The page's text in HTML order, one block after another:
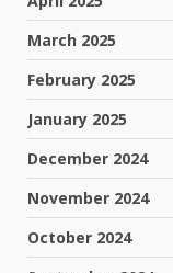
March 2025
February 2025
January 2025
December 2024
November 2024
October 2024